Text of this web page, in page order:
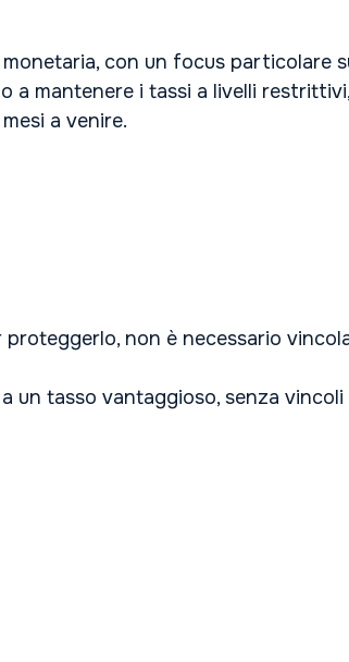
con un focus particolare
a mantenere i tassi a livelli
a venire.
non è necessario
un tasso vantaggioso, senza vincoli